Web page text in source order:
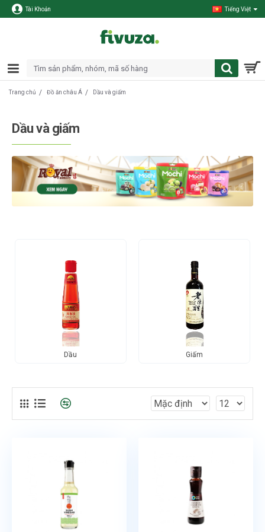
Tài Khoản Tiếng Việt
Trang chủ Đồ ăn châu Á Dầu và giấm
Dầu và giấm
Dầu Giấm